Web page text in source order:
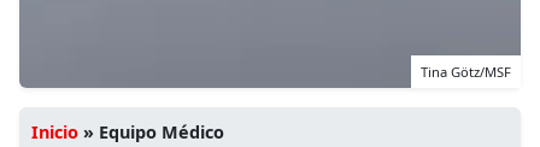
Tina Götz/MSF
Inicio » Equipo Médico